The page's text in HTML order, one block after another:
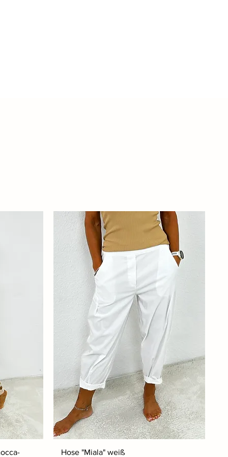
Hose "Miala" weiß